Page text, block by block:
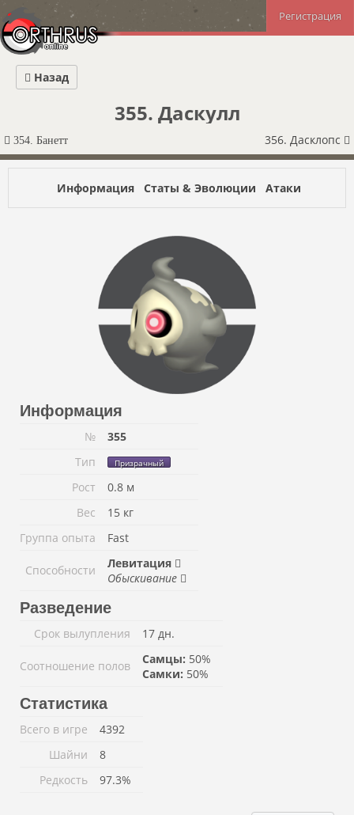
Регистрация
355. Даскулл
354. Банетт 356. Дасклопс
Назад
Информация Статы & Эволюции Атаки
Информация
№
355
Тип
Призрачный
Рост
0.8 м
Вес
15 кг
Группа опыта
Fast
Способности
Левитация
Обыскивание
Разведение
Срок вылупления 17 дн.
Соотношение полов Самцы: 50%
Самки: 50%
Статистика
Всего в игре
4392
Шайни
8
Редкость
97.3%